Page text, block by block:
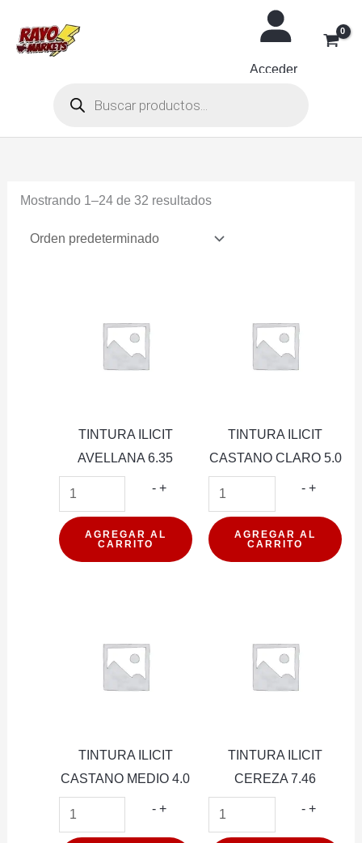
contenido
Acceder
productos
Mostrando 1–24 de 32 resultados
TINTURA ILICIT
AVELLANA 6.35
- TINTURA
AVELLANA
6.35
+
AGREGAR AL
CARRITO
TINTURA ILICIT
CASTANO CLARO 5.0
-
CLARO
+
AGREGAR AL
CARRITO
TINTURA ILICIT
CASTANO MEDIO 4.0
- TINTURA
+
TINTURA ILICIT
CEREZA 7.46
- +